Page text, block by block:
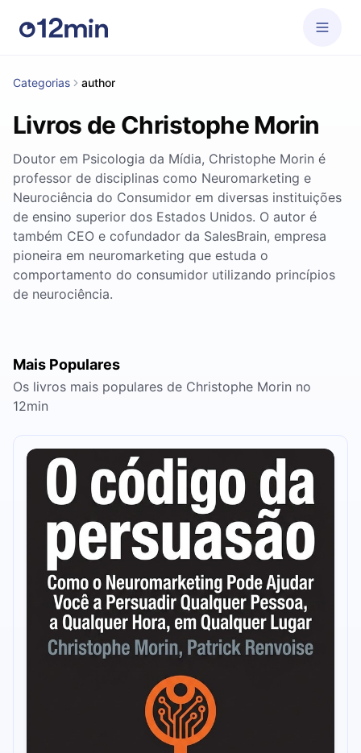
Categorias author
Livros de Christophe Morin
Doutor em Psicologia da Mídia, Christophe Morin é
professor de disciplinas como Neuromarketing e
Neurociência do Consumidor em diversas instituições
de ensino superior dos Estados Unidos. O autor é
também CEO e cofundador da SalesBrain, empresa
pioneira em neuromarketing que estuda o
comportamento do consumidor utilizando princípios
de neurociência.
Mais Populares
Os livros mais populares de Christophe Morin no
12min